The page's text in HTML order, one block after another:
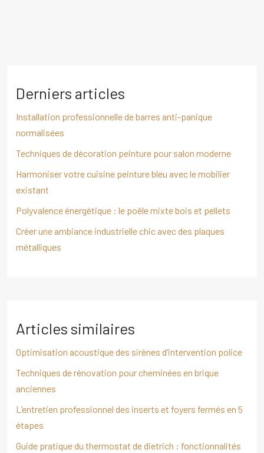
Derniers articles
Installation professionnelle de barres anti-panique
normalisées
Techniques de décoration peinture pour salon moderne
Harmoniser votre cuisine peinture bleu avec le mobilier
existant
Polyvalence énergétique : le poêle mixte bois et pellets
Créer une ambiance industrielle chic avec des plaques
métalliques
Articles similaires
Optimisation acoustique des sirènes d’intervention police
Techniques de rénovation pour cheminées en brique
anciennes
L’entretien professionnel des inserts et foyers fermés en 5
étapes
Guide pratique du thermostat de dietrich : fonctionnalités